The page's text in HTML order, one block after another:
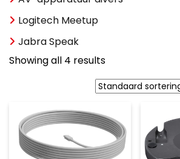
Logitech Meetup
Jabra Speak
Showing all 4 results